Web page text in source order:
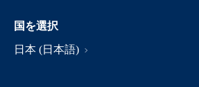
国を選択
日本 (日本語)